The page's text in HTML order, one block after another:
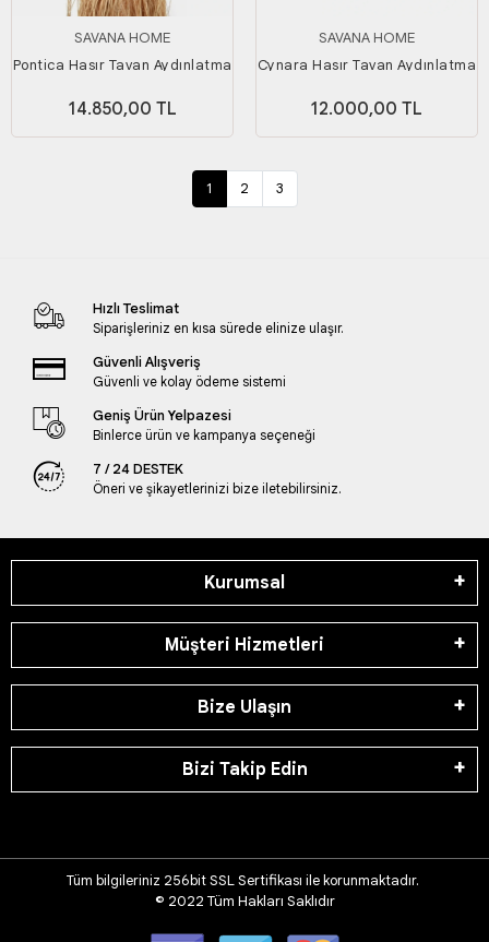
SAVANA HOME
Pontica Hasır Tavan Aydınlatma
14.850,00 TL
SAVANA HOME
Cynara Hasır Tavan Aydınlatma
12.000,00 TL
1 2 3
Hızlı Teslimat
Siparişleriniz en kısa sürede elinize ulaşır.
Güvenli Alışveriş
Güvenli ve kolay ödeme sistemi
Geniş Ürün Yelpazesi
Binlerce ürün ve kampanya seçeneği
7 / 24 DESTEK
Öneri ve şikayetlerinizi bize iletebilirsiniz.
Kurumsal
Müşteri Hizmetleri
Bize Ulaşın
Bizi Takip Edin
Tüm bilgileriniz 256bit SSL Sertifikası ile korunmaktadır.
© 2022 Tüm Hakları Saklıdır